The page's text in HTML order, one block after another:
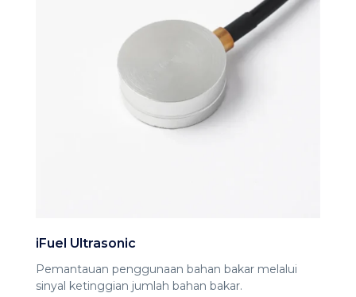
iFuel Ultrasonic
Pemantauan penggunaan bahan bakar melalui
sinyal ketinggian jumlah bahan bakar.